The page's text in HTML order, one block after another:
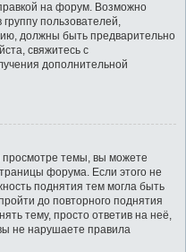
на форум. Возможно
пользователей,
должны быть предварительно
свяжитесь с
дополнительной
просмотре темы, вы можете
форума. Если этого не
поднятия тем могла быть
до повторного поднятия
тему, просто ответив на неё,
не нарушаете правила